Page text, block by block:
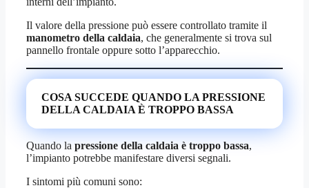
Il valore della pressione può essere controllato tramite il
manometro della caldaia, che generalmente si trova sul
pannello frontale oppure sotto l’apparecchio.
COSA SUCCEDE QUANDO LA PRESSIONE
DELLA CALDAIA È TROPPO BASSA
Quando la pressione della caldaia è troppo bassa,
l’impianto potrebbe manifestare diversi segnali.
I sintomi più comuni sono: